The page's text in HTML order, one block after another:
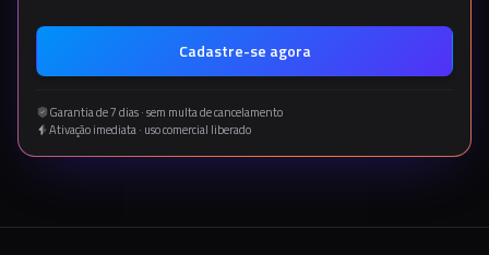
Cadastre-se agora
Garantia de 7 dias · sem multa de cancelamento
Ativação imediata · uso comercial liberado